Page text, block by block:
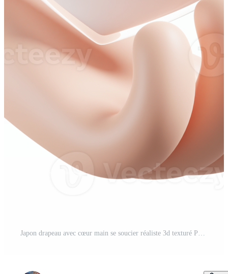
Japon drapeau avec cœur main se soucier réaliste 3d texturé PNG Pro